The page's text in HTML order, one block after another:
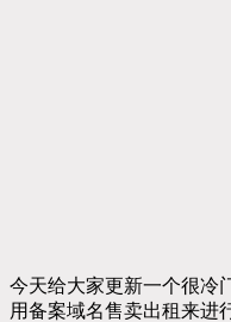
今天给大家更新一个很冷
用备案域名售卖出租来进